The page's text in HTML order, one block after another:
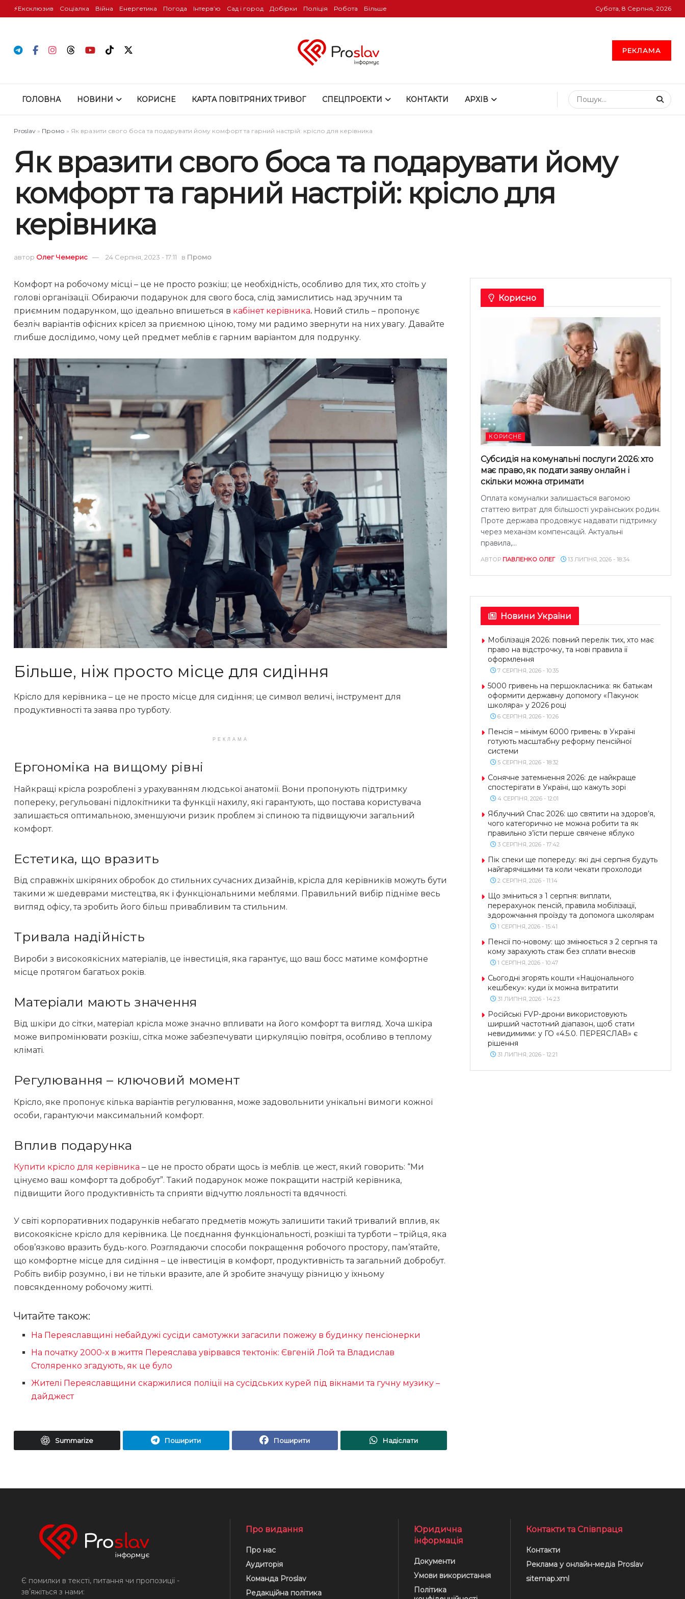
⚡️Ексклюзив Соціалка Війна Енергетика Погода Інтервʼю Сад і город Добірки Поліція Робота Більше Субота, 8 Серпня, 2026
РЕКЛАМА
ГОЛОВНА НОВИНИ КОРИСНЕ КАРТА ПОВІТРЯНИХ ТРИВОГ СПЕЦПРОЕКТИ КОНТАКТИ АРХІВ
Proslav » Промо » Як вразити свого боса та подарувати йому комфорт та гарний настрій: крісло для керівника
Як вразити свого боса та подарувати йому
комфорт та гарний настрій: крісло для
керівника
автор Олег Чемерис 24 Серпня, 2023 - 17:11 в Промо
Комфорт на робочому місці – це не просто розкіш; це необхідність, особливо для тих, хто стоїть у
голові організації. Обираючи подарунок для свого боса, слід замислитись над зручним та
приємним подарунком, що ідеально впишеться в кабінет керівника. Новий стиль – пропонує
безліч варіантів офісних крісел за приємною ціною, тому ми радимо звернути на них увагу. Давайте
глибше дослідимо, чому цей предмет меблів є гарним варіантом для подрунку.
Більше, ніж просто місце для сидіння
Крісло для керівника – це не просто місце для сидіння; це символ величі, інструмент для
продуктивності та заява про турботу.
РЕКЛАМА
Ергономіка на вищому рівні
Найкращі крісла розроблені з урахуванням людської анатомії. Вони пропонують підтримку
попереку, регульовані підлокітники та функції нахилу, які гарантують, що постава користувача
залишається оптимальною, зменшуючи ризик проблем зі спиною та підвищуючи загальний
комфорт.
Естетика, що вразить
Від справжніх шкіряних обробок до стильних сучасних дизайнів, крісла для керівників можуть бути
такими ж шедеврами мистецтва, як і функціональними меблями. Правильний вибір підніме весь
вигляд офісу, та зробить його більш привабливим та стильним.
Тривала надійність
Вироби з високоякісних матеріалів, це інвестиція, яка гарантує, що ваш босс матиме комфортне
місце протягом багатьох років.
Матеріали мають значення
Від шкіри до сітки, матеріал крісла може значно впливати на його комфорт та вигляд. Хоча шкіра
може випромінювати розкіш, сітка може забезпечувати циркуляцію повітря, особливо в теплому
кліматі.
Регулювання – ключовий момент
Крісло, яке пропонує кілька варіантів регулювання, може задовольнити унікальні вимоги кожної
особи, гарантуючи максимальний комфорт.
Вплив подарунка
Купити крісло для керівника – це не просто обрати щось із меблів. це жест, який говорить: “Ми
цінуємо ваш комфорт та добробут”. Такий подарунок може покращити настрій керівника,
підвищити його продуктивність та сприяти відчуттю лояльності та вдячності.
У світі корпоративних подарунків небагато предметів можуть залишити такий тривалий вплив, як
високоякісне крісло для керівника. Це поєднання функціональності, розкіші та турботи – трійця, яка
обов’язково вразить будь-кого. Розглядаючи способи покращення робочого простору, пам’ятайте,
що комфортне місце для сидіння – це інвестиція в комфорт, продуктивність та загальний добробут.
Робіть вибір розумно, і ви не тільки вразите, але й зробите значущу різницю у їхньому
повсякденному робочому житті.
Читайте також:
На Переяславщині небайдужі сусіди самотужки загасили пожежу в будинку пенсіонерки
На початку 2000-х в життя Переяслава увірвався тектонік: Євгеній Лой та Владислав
Столяренко згадують, як це було
Жителі Переяславщини скаржилися поліції на сусідських курей під вікнами та гучну музику –
дайджест
Summarize Поширити Поширити Надіслати
Корисно
КОРИСНЕ
Субсидія на комунальні послуги 2026: хто
має право, як подати заяву онлайн і
скільки можна отримати
Оплата комуналки залишається вагомою
статтею витрат для більшості українських родин.
Проте держава продовжує надавати підтримку
через механізм компенсацій. Актуальні
правила,...
АВТОР ПАВЛЕНКО ОЛЕГ 13 ЛИПНЯ, 2026 - 18:34
Новини України
Мобілізація 2026: повний перелік тих, хто має
право на відстрочку, та нові правила її
оформлення
7 СЕРПНЯ, 2026 - 10:35
5000 гривень на першокласника: як батькам
оформити державну допомогу «Пакунок
школяра» у 2026 році
6 СЕРПНЯ, 2026 - 10:26
Пенсія – мінімум 6000 гривень: в Україні
готують масштабну реформу пенсійної
системи
5 СЕРПНЯ, 2026 - 18:32
Сонячне затемнення 2026: де найкраще
спостерігати в Україні, що кажуть зорі
4 СЕРПНЯ, 2026 - 12:01
Яблучний Спас 2026: що святити на здоров’я,
чого категорично не можна робити та як
правильно з’їсти перше свячене яблуко
3 СЕРПНЯ, 2026 - 17:42
Пік спеки ще попереду: які дні серпня будуть
найгарячішими та коли чекати прохолоди
2 СЕРПНЯ, 2026 - 11:14
Що зміниться з 1 серпня: виплати,
перерахунок пенсій, правила мобілізації,
здорожчання проїзду та допомога школярам
1 СЕРПНЯ, 2026 - 15:41
Пенсії по-новому: що змінюється з 2 серпня та
кому зарахують стаж без сплати внесків
1 СЕРПНЯ, 2026 - 10:47
Сьогодні згорять кошти «Національного
кешбеку»: куди їх можна витратити
31 ЛИПНЯ, 2026 - 14:23
Російські FVP-дрони використовують
ширший частотний діапазон, щоб стати
невидимими: у ГО «4.5.0. ПЕРЕЯСЛАВ» є
рішення
31 ЛИПНЯ, 2026 - 12:21
Є помилки в тексті, питання чи пропозиції -
звʼяжіться з нами:
Про видання
Про нас
Аудиторія
Команда Proslav
Редакційна політика
Юридична
інформація
Документи
Умови використання
Політика
Контакти та Співпраця
Контакти
Реклама у онлайн-медіа Proslav
sitemap.xml